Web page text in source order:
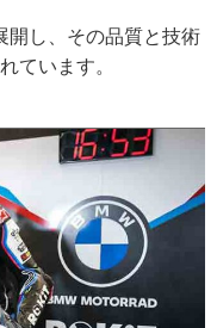
開し、その品質と技術
ています。